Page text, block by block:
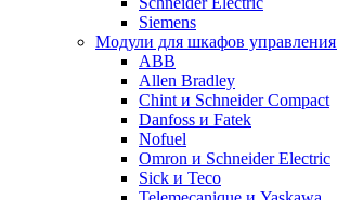
Siemens
Модули для шкафов управления
ABB
Allen Bradley
Chint и Schneider Compact
Danfoss и Fatek
Nofuel
Omron и Schneider Electric
Sick и Teco